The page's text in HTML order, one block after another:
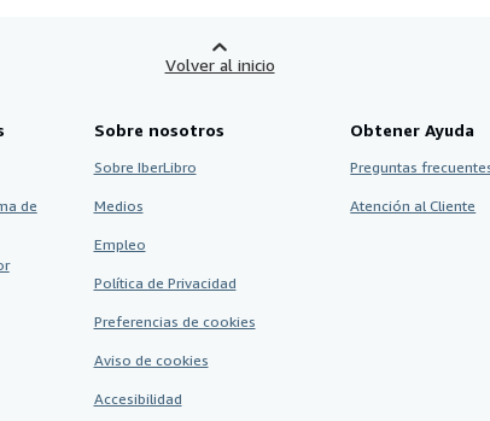
Volver al inicio
de
Sobre nosotros
Sobre IberLibro
Medios
Empleo
Política de Privacidad
Preferencias de cookies
Aviso de cookies
Accesibilidad
Obtener Ayuda
Preguntas
Atención al Cliente